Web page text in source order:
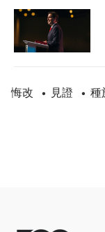
悔改 • 見證 • 種